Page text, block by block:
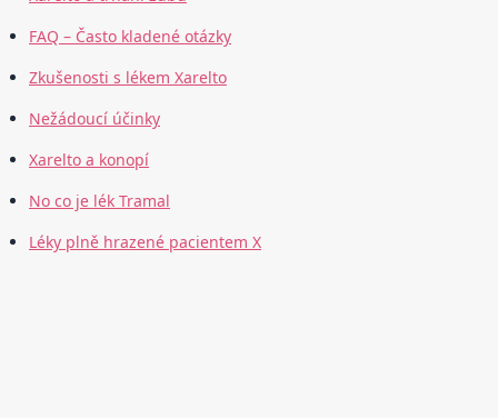
FAQ – Často kladené otázky
Zkušenosti s lékem Xarelto
Nežádoucí účinky
Xarelto a konopí
No co je lék Tramal
Léky plně hrazené pacientem X